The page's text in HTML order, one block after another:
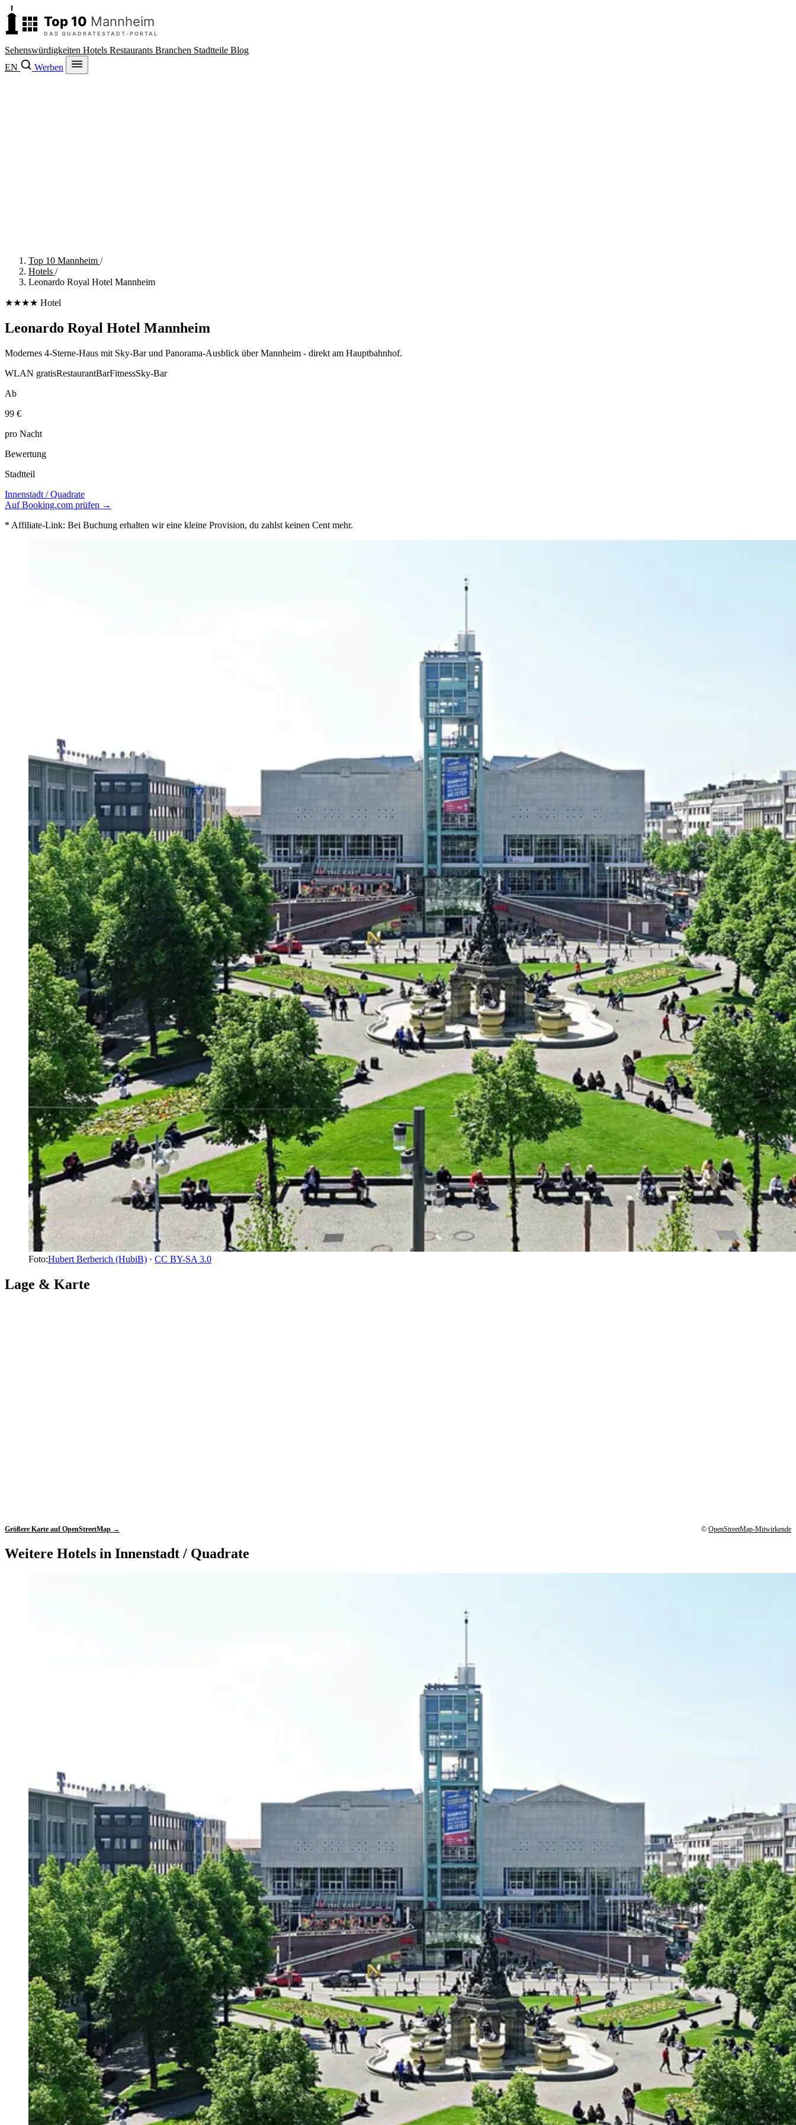
Sehenswürdigkeiten Hotels Restaurants Branchen Stadtteile Blog
EN
Werben
Top 10 Mannheim /
Hotels /
Leonardo Royal Hotel Mannheim
★★★★ Hotel
Leonardo Royal Hotel Mannheim
Modernes 4-Sterne-Haus mit Sky-Bar und Panorama-Ausblick über Mannheim - direkt am Hauptbahnhof.
WLAN gratisRestaurantBarFitnessSky-Bar
Ab
99 €
pro Nacht
Bewertung
Stadtteil
Innenstadt / Quadrate
Auf Booking.com prüfen →
* Affiliate-Link: Bei Buchung erhalten wir eine kleine Provision, du zahlst keinen Cent mehr.
Foto:Hubert Berberich (HubiB) · CC BY-SA 3.0
Lage & Karte
Größere Karte auf OpenStreetMap → © OpenStreetMap-Mitwirkende
Weitere Hotels in Innenstadt / Quadrate